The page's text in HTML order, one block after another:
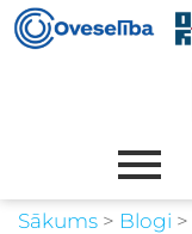
Sākums > Blogi >